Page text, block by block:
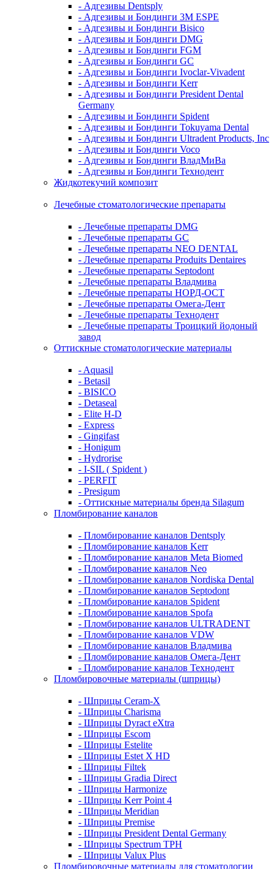
- Адгезивы Dentsply
- Адгезивы и Бондинги 3M ESPE
- Адгезивы и Бондинги Bisico
- Адгезивы и Бондинги DMG
- Адгезивы и Бондинги FGM
- Адгезивы и Бондинги GC
- Адгезивы и Бондинги Ivoclar-Vivadent
- Адгезивы и Бондинги Kerr
- Адгезивы и Бондинги President Dental
Germany
- Адгезивы и Бондинги Spident
- Адгезивы и Бондинги Tokuyama Dental
- Адгезивы и Бондинги Ultradent Products, Inc
- Адгезивы и Бондинги Voco
- Адгезивы и Бондинги ВладМиВа
- Адгезивы и Бондинги Технодент
Жидкотекучий композит
Лечебные стоматологические препараты
- Лечебные препараты DMG
- Лечебные препараты GC
- Лечебные препараты NEO DENTAL
- Лечебные препараты Produits Dentaires
- Лечебные препараты Septodont
- Лечебные препараты Владмива
- Лечебные препараты НОРД-ОСТ
- Лечебные препараты Омега-Дент
- Лечебные препараты Технодент
- Лечебные препараты Троицкий йодоный
завод
Оттискные стоматологические материалы
- Aquasil
- Betasil
- BISICO
- Detaseal
- Elite H-D
- Express
- Gingifast
- Honigum
- Hydrorise
- I-SIL ( Spident )
- PERFIT
- Presigum
- Оттискные материалы бренда Silagum
Пломбирование каналов
- Пломбирование каналов Dentsply
- Пломбирование каналов Kerr
- Пломбирование каналов Meta Biomed
- Пломбирование каналов Neo
- Пломбирование каналов Nordiska Dental
- Пломбирование каналов Septodont
- Пломбирование каналов Spident
- Пломбирование каналов Spofa
- Пломбирование каналов ULTRADENT
- Пломбирование каналов VDW
- Пломбирование каналов Владмива
- Пломбирование каналов Омега-Дент
- Пломбирование каналов Технодент
Пломбировочные материалы (шприцы)
- Шприцы Ceram-X
- Шприцы Charisma
- Шприцы Dyract eXtra
- Шприцы Escom
- Шприцы Estelite
- Шприцы Estet X HD
- Шприцы Filtek
- Шприцы Gradia Direct
- Шприцы Harmonize
- Шприцы Kerr Point 4
- Шприцы Meridian
- Шприцы Premise
- Шприцы President Dental Germany
- Шприцы Spectrum TPH
- Шприцы Valux Plus
Пломбировочные материалы для стоматологии